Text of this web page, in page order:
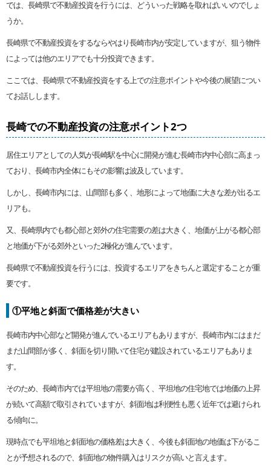
では、長崎県で不動産投資を行うには、どういった戦略を取ればいいのでしょ
うか。
長崎県で不動産投資をするならやはり長崎市内が安定していますが、狙う物件
によっては他のエリアでも十分投資できます。
ここでは、長崎県で不動産投資をする上での注意ポイントや今後の展望につい
てお話しします。
長崎での不動産投資の注意ポイント2つ
居住エリアとしての人気が長崎駅を中心に開発が進む長崎市内中心部に高まっ
ており、長崎市内全体にもその影響は波及しています。
しかし、長崎市内には、山間部も多く、地形によって地価に大きな差が出るエ
リアも。
又、長崎県内でも都心部と郊外の住宅需要の差は大きく、地価が上がる都心部
と地価が下がる郊外といった2極化が進んでいます。
長崎県で不動産投資を行うには、投資するエリアをきちんと選定することが重
要です。
①平地と斜面で価格差が大きい
長崎市内中心部など開発が進んでいるエリアもありますが、長崎市内にはまだ
まだ山間部が多く、斜面を切り開いて住宅が建設されているエリアもありま
す。
そのため、長崎市内では平坦地の需要が高く、平坦地の住宅地では地価の上昇
が続いて高額で取引されていますが、斜面地は利便性も悪く近年では避けられ
る傾向に。
現時点でも平坦地と斜面地の価格差は大きく、今後も斜面地の地価は下がるこ
とが予想されるので、斜面地の物件購入はリスクが高いと言えます。